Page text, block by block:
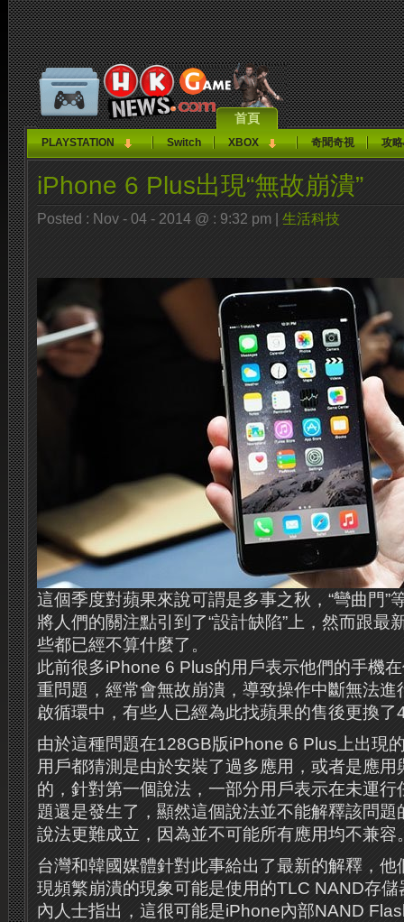
首頁
PLAYSTATION Switch XBOX 奇聞奇視 攻
iPhone 6 Plus出現“無故崩潰”
Posted : Nov - 04 - 2014 @ : 9:32 pm | 生活科技
這個季度對蘋果來說可謂是多事之秋，“彎曲門”
將人們的關注點引到了“設計缺陷”上，然而跟最
些都已經不算什麼了。
此前很多iPhone 6 Plus的用戶表示他們的手機
重問題，經常會無故崩潰，導致操作中斷無法進
啟循環中，有些人已經為此找蘋果的售後更換了
由於這種問題在128GB版iPhone 6 Plus上出現
用戶都猜測是由於安裝了過多應用，或者是應
的，針對第一個說法，一部分用戶表示在未運
題還是發生了，顯然這個說法並不能解釋該問
說法更難成立，因為並不可能所有應用均不兼容
台灣和韓國媒體針對此事給出了最新的解釋，
現頻繁崩潰的現象可能是使用的TLC NAND存
內人士指出，這很可能是iPhone內部NAND